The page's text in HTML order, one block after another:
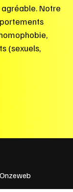
Notre
(sexuels,
Onzeweb